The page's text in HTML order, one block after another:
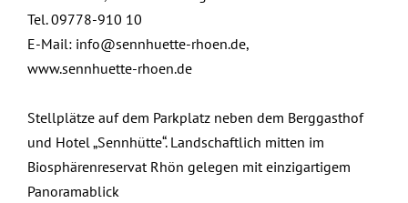
Tel. 09778-910 10
E-Mail: info@sennhuette-rhoen.de,
www.sennhuette-rhoen.de
Stellplätze auf dem Parkplatz neben dem Berggasthof
und Hotel „Sennhütte“. Landschaftlich mitten im
Biosphärenreservat Rhön gelegen mit einzigartigem
Panoramablick